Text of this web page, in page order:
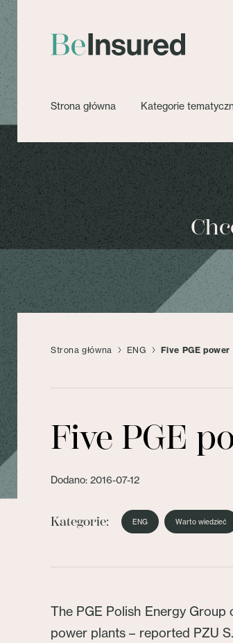
Strona główna Kategorie
Strona główna ENG Five PGE
Five PGE
Dodano: 2016-07-12
Kategorie: ENG Warto wiedzieć
The PGE Polish Energy
power plants – reported PZU